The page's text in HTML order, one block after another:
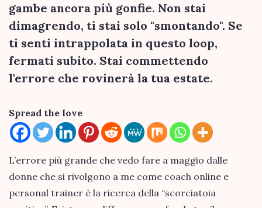
gambe ancora più gonfie. Non stai
dimagrendo, ti stai solo "smontando". Se
ti senti intrappolata in questo loop,
fermati subito. Stai commettendo
l'errore che rovinerà la tua estate.
Spread the love
L’errore più grande che vedo fare a maggio dalle
donne che si rivolgono a me come coach online e
personal trainer è la ricerca della “scorciatoia